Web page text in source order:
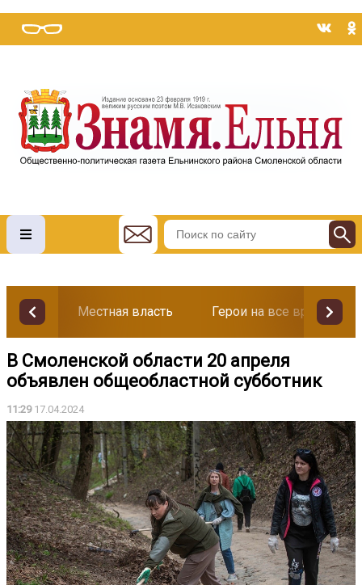
Местная власть Герои на все времена
В Смоленской области 20 апреля
объявлен общеобластной субботник
11:2917.04.2024